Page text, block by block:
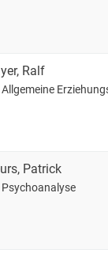
, Ralf
, Patrick